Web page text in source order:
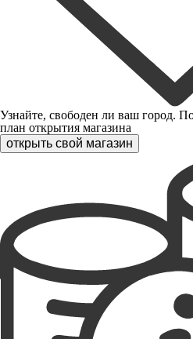
Узнайте, свободен ли ваш город.
план открытия магазина
открыть свой магазин